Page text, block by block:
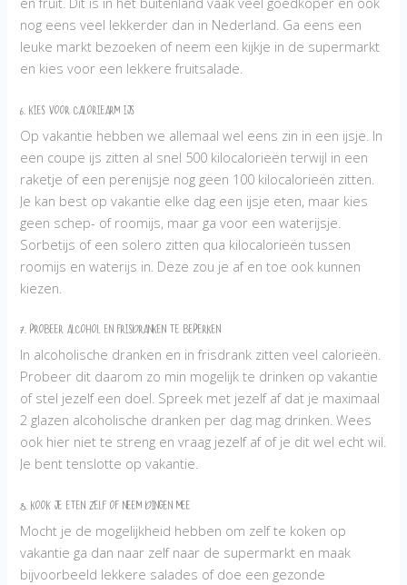
nog eens veel lekkerder dan in Nederland. Ga eens een
leuke markt bezoeken of neem een kijkje in de supermarkt
en kies voor een lekkere fruitsalade.
6. Kies voor caloriearm ijs
Op vakantie hebben we allemaal wel eens zin in een ijsje. In
een coupe ijs zitten al snel 500 kilocalorieën terwijl in een
raketje of een perenijsje nog geen 100 kilocalorieën zitten.
Je kan best op vakantie elke dag een ijsje eten, maar kies
geen schep- of roomijs, maar ga voor een waterijsje.
Sorbetijs of een solero zitten qua kilocalorieën tussen
roomijs en waterijs in. Deze zou je af en toe ook kunnen
kiezen.
7. Probeer alcohol en frisdranken te beperken
In alcoholische dranken en in frisdrank zitten veel calorieën.
Probeer dit daarom zo min mogelijk te drinken op vakantie
of stel jezelf een doel. Spreek met jezelf af dat je maximaal
2 glazen alcoholische dranken per dag mag drinken. Wees
ook hier niet te streng en vraag jezelf af of je dit wel echt wil.
Je bent tenslotte op vakantie.
8. Kook je eten zelf of neem dingen mee
Mocht je de mogelijkheid hebben om zelf te koken op
vakantie ga dan naar zelf naar de supermarkt en maak
bijvoorbeeld lekkere salades of doe een gezonde